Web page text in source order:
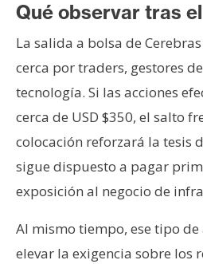
Qué observar tras
La salida a bolsa de
cerca por traders, gestores
tecnología. Si las acciones
cerca de USD $350, el salto
colocación reforzará la tesis
sigue dispuesto a pagar
exposición al negocio de
Al mismo tiempo, ese tipo
elevar la exigencia sobre los